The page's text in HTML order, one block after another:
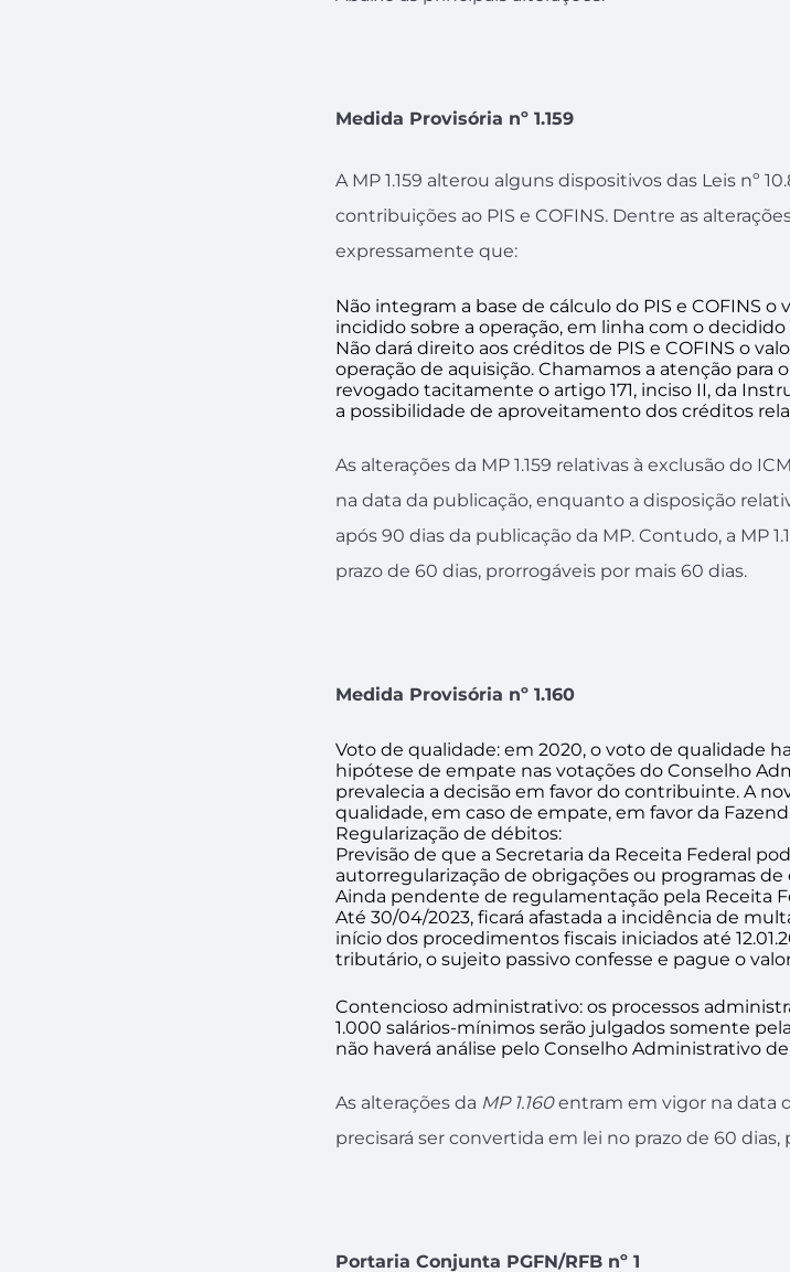
Medida Provisória nº 1.159
A MP 1.159 alterou alguns dispositivos das Leis nº
contribuições ao PIS e COFINS. Dentre as
expressamente que:
Não integram a base de cálculo do PIS e COFINS o
incidido sobre a operação, em linha com o decidido
Não dará direito aos créditos de PIS e COFINS o
operação de aquisição. Chamamos a atenção para
revogado tacitamente o artigo 171, inciso II, da
a possibilidade de aproveitamento dos créditos
As alterações da MP 1.159 relativas à exclusão do
na data da publicação, enquanto a disposição
após 90 dias da publicação da MP. Contudo, a MP
prazo de 60 dias, prorrogáveis por mais 60 dias.
Medida Provisória nº 1.160
Voto de qualidade: em 2020, o voto de qualidade
hipótese de empate nas votações do Conselho
prevalecia a decisão em favor do contribuinte. A
qualidade, em caso de empate, em favor da
Regularização de débitos:
Previsão de que a Secretaria da Receita Federal
autorregularização de obrigações ou programas
Ainda pendente de regulamentação pela Receita
Até 30/04/2023, ficará afastada a incidência de
início dos procedimentos fiscais iniciados até
tributário, o sujeito passivo confesse e pague o
Contencioso administrativo: os processos
1.000 salários-mínimos serão julgados somente
não haverá análise pelo Conselho Administrativo de
As alterações da MP 1.160entram em vigor na data
precisará ser convertida em lei no prazo de 60
Portaria Conjunta PGFN/RFB nº 1